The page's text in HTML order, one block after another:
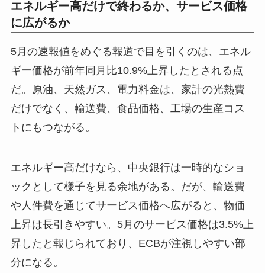
エネルギー高だけで終わるか、サービス価格
に広がるか
5月の速報値をめぐる報道で目を引くのは、エネル
ギー価格が前年同月比10.9%上昇したとされる点
だ。原油、天然ガス、電力料金は、家計の光熱費
だけでなく、輸送費、食品価格、工場の生産コス
トにもつながる。
エネルギー高だけなら、中央銀行は一時的なショ
ックとして様子を見る余地がある。だが、輸送費
や人件費を通じてサービス価格へ広がると、物価
上昇は長引きやすい。5月のサービス価格は3.5%上
昇したと報じられており、ECBが注視しやすい部
分になる。